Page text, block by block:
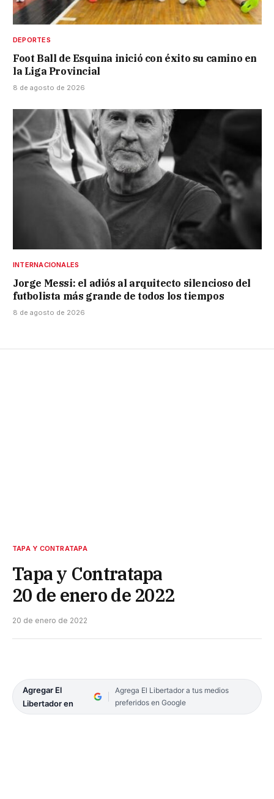
DEPORTES
Foot Ball de Esquina inició con éxito su camino en
la Liga Provincial
8 de agosto de 2026
INTERNACIONALES
Jorge Messi: el adiós al arquitecto silencioso del
futbolista más grande de todos los tiempos
8 de agosto de 2026
TAPA Y CONTRATAPA
Tapa y Contratapa
20 de enero de 2022
20 de enero de 2022
Agregar El
Libertador en
Agrega El Libertador a tus medios
preferidos en Google